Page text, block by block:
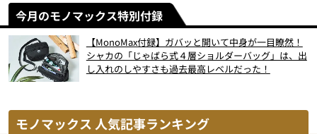
今月のモノマックス特別付録
【MonoMax付録】ガバッと開いて中身が一目瞭然！
シャカの「じゃばら式４層ショルダーバッグ」は、出
し入れのしやすさも過去最高レベルだった！
モノマックス 人気記事ランキング